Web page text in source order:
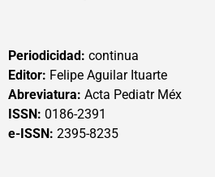
Periodicidad: continua
Editor: Felipe Aguilar Ituarte
Abreviatura: Acta Pediatr Méx
ISSN: 0186-2391
e-ISSN: 2395-8235